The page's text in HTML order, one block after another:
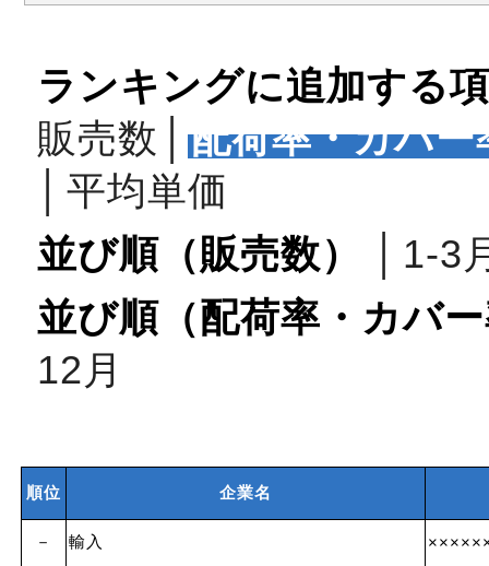
ランキングに追加する
販売数
配荷率・カバー
平均単価
並び順（販売数）
1‐3
並び順（配荷率・カバ
12月
順位 企業名
－ 輸入